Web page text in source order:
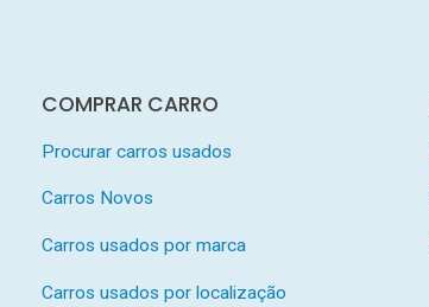
COMPRAR CARRO
Procurar carros usados
Carros Novos
Carros usados por marca
Carros usados por localização